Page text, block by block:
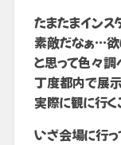
たまたまインス
素敵だなぁ…
と思って色々調
丁度都内で展
実際に観に行く
いざ会場に行っ